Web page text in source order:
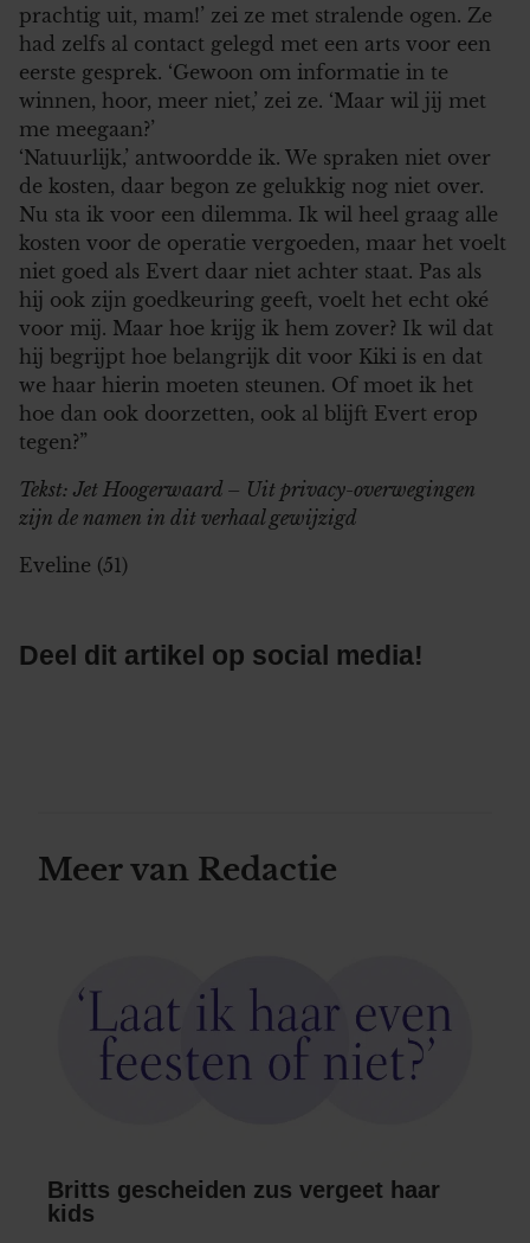
prachtig uit, mam!’ zei ze met stralende ogen. Ze
had zelfs al contact gelegd met een arts voor een
eerste gesprek. ‘Gewoon om informatie in te
winnen, hoor, meer niet,’ zei ze. ‘Maar wil jij met
me meegaan?’
‘Natuurlijk,’ antwoordde ik. We spraken niet over
de kosten, daar begon ze gelukkig nog niet over.
Nu sta ik voor een dilemma. Ik wil heel graag alle
kosten voor de operatie vergoeden, maar het voelt
niet goed als Evert daar niet achter staat. Pas als
hij ook zijn goedkeuring geeft, voelt het echt oké
voor mij. Maar hoe krijg ik hem zover? Ik wil dat
hij begrijpt hoe belangrijk dit voor Kiki is en dat
we haar hierin moeten steunen. Of moet ik het
hoe dan ook doorzetten, ook al blijft Evert erop
tegen?”
Tekst: Jet Hoogerwaard – Uit privacy-overwegingen
zijn de namen in dit verhaal gewijzigd
Eveline (51)
Deel dit artikel op social media!
Meer van Redactie
Britts gescheiden zus vergeet haar
kids